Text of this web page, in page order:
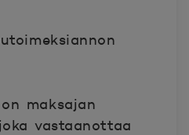
on maksajan
vastaanottaa